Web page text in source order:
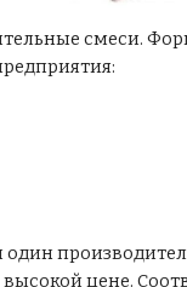
смеси.
один
цене.